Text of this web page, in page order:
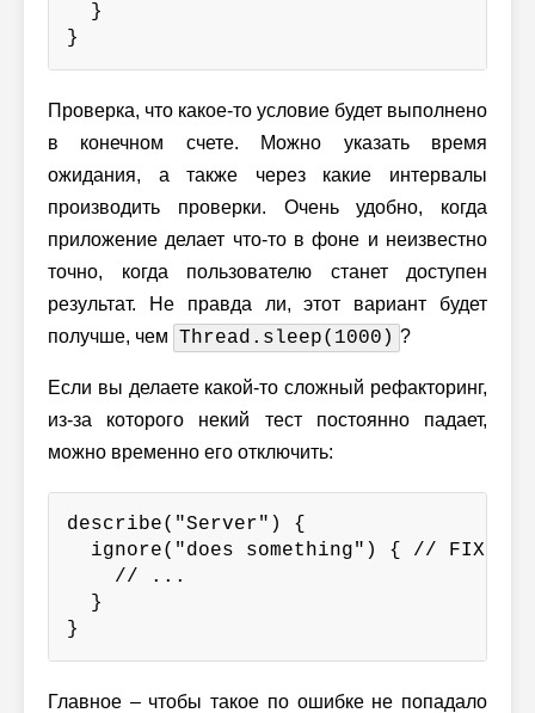
  }
}
Проверка, что какое-то условие будет выполнено
в конечном счете. Можно указать время
ожидания, а также через какие интервалы
производить проверки. Очень удобно, когда
приложение делает что-то в фоне и неизвестно
точно, когда пользователю станет доступен
результат. Не правда ли, этот вариант будет
получше, чем Thread.sleep(1000) ?
Если вы делаете какой-то сложный рефакторинг,
из-за которого некий тест постоянно падает,
можно временно его отключить:
describe("Server") {
  ignore("does something") { // FIXME!
    // ...
  }
}
Главное – чтобы такое по ошибке не попадало